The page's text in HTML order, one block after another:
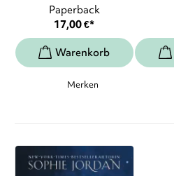
Paperback
17,00€*
Merken